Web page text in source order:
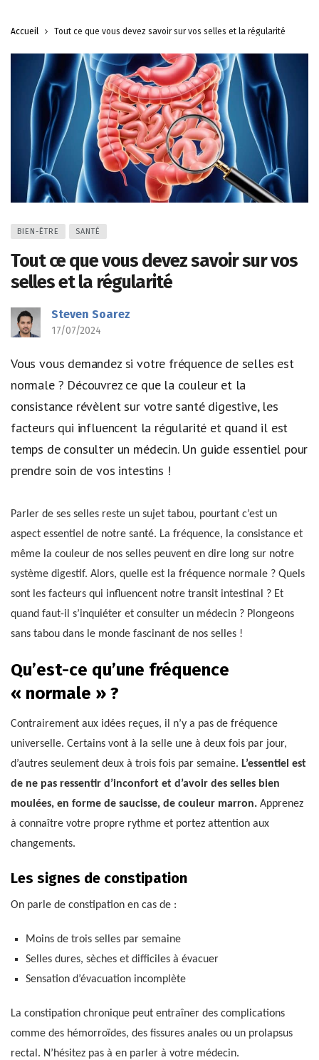
Accueil Tout ce que vous devez savoir sur vos selles et la régularité
BIEN-ÊTRE SANTÉ
Tout ce que vous devez savoir sur vos
selles et la régularité
Steven Soarez
17/07/2024
Vous vous demandez si votre fréquence de selles est
normale ? Découvrez ce que la couleur et la
consistance révèlent sur votre santé digestive, les
facteurs qui influencent la régularité et quand il est
temps de consulter un médecin. Un guide essentiel pour
prendre soin de vos intestins !
Parler de ses selles reste un sujet tabou, pourtant c’est un
aspect essentiel de notre santé. La fréquence, la consistance et
même la couleur de nos selles peuvent en dire long sur notre
système digestif. Alors, quelle est la fréquence normale ? Quels
sont les facteurs qui influencent notre transit intestinal ? Et
quand faut-il s’inquiéter et consulter un médecin ? Plongeons
sans tabou dans le monde fascinant de nos selles !
Qu’est-ce qu’une fréquence
« normale » ?
Contrairement aux idées reçues, il n’y a pas de fréquence
universelle. Certains vont à la selle une à deux fois par jour,
d’autres seulement deux à trois fois par semaine. L’essentiel est
de ne pas ressentir d’inconfort et d’avoir des selles bien
moulées, en forme de saucisse, de couleur marron. Apprenez
à connaître votre propre rythme et portez attention aux
changements.
Les signes de constipation
On parle de constipation en cas de :
Moins de trois selles par semaine
Selles dures, sèches et difficiles à évacuer
Sensation d’évacuation incomplète
La constipation chronique peut entraîner des complications
comme des hémorroïdes, des fissures anales ou un prolapsus
rectal. N’hésitez pas à en parler à votre médecin.